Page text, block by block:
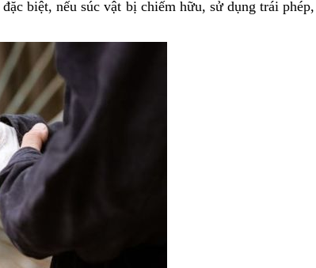
biệt, nếu súc vật bị chiếm hữu, sử dụng trái